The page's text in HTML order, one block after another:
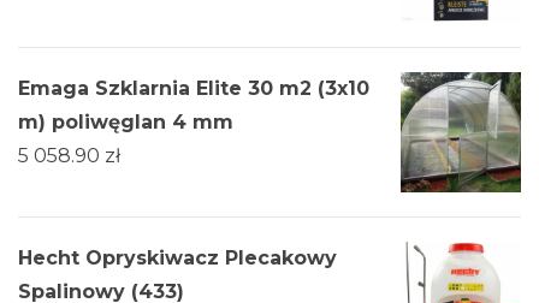
Emaga Szklarnia Elite 30 m2 (3x10
m) poliwęglan 4 mm
5 058.90 zł
Hecht Opryskiwacz Plecakowy
Spalinowy (433)